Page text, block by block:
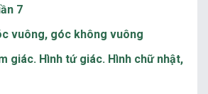
7
vuông, góc không vuông
giác. Hình tứ giác. Hình chữ nhật,